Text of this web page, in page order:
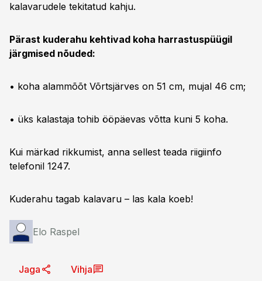
kalavarudele tekitatud kahju.
Pärast kuderahu kehtivad koha harrastuspüügil
järgmised nõuded:
• koha alammõõt Võrtsjärves on 51 cm, mujal 46 cm;
• üks kalastaja tohib ööpäevas võtta kuni 5 koha.
Kui märkad rikkumist, anna sellest teada riigiinfo
telefonil 1247.
Kuderahu tagab kalavaru – las kala koeb!
Elo Raspel
Jaga Vihja